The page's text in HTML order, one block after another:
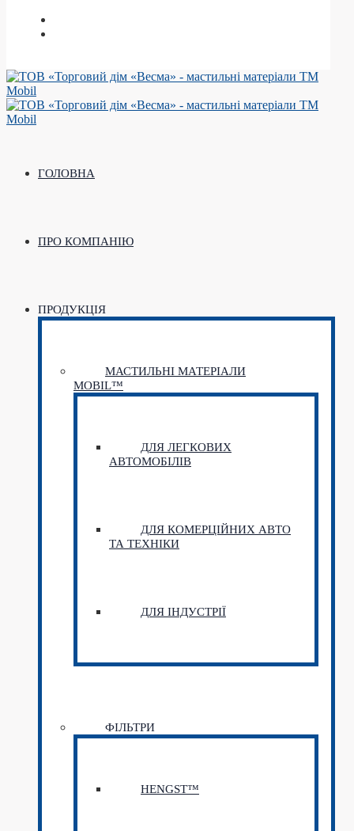
ГОЛОВНА
ПРО КОМПАНІЮ
ПРОДУКЦІЯ
МАСТИЛЬНІ МАТЕРІАЛИ
MOBIL™
ДЛЯ ЛЕГКОВИХ
АВТОМОБІЛІВ
ДЛЯ КОМЕРЦІЙНИХ АВТО
ТА ТЕХНІКИ
ДЛЯ ІНДУСТРІЇ
ФІЛЬТРИ
HENGST™